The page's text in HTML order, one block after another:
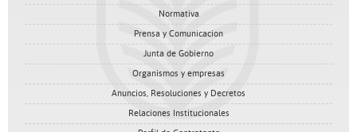
Normativa
Prensa y Comunicacion
Junta de Gobierno
Organismos y empresas
Anuncios, Resoluciones y Decretos
Relaciones Institucionales